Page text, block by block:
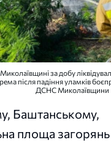
за добу
після падіння уламків
ДСНС Миколаївщини
Баштанському,
площа